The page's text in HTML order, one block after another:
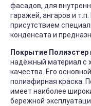
фасадов, для
гаражей, ангаров и
присутствием
конденсата и
Покрытие Полиэстер
надёжный материал с
качества. Его
полиэфирная краска.
имеет наиболее
бережной